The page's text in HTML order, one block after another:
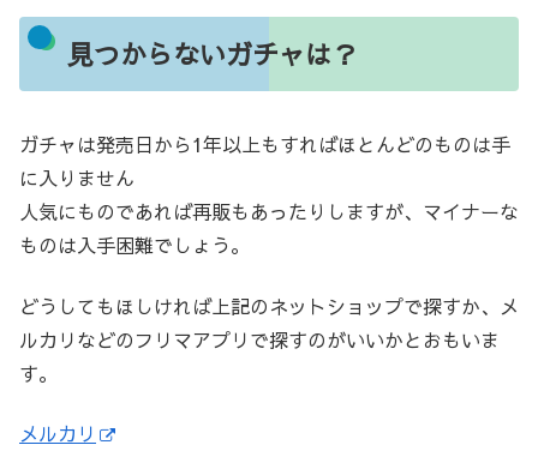
見つからないガチャは？
ガチャは発売日から1年以上もすればほとんどのものは手
に入りません
人気にものであれば再販もあったりしますが、マイナーな
ものは入手困難でしょう。
どうしてもほしければ上記のネットショップで探すか、メ
ルカリなどのフリマアプリで探すのがいいかとおもいま
す。
メルカリ